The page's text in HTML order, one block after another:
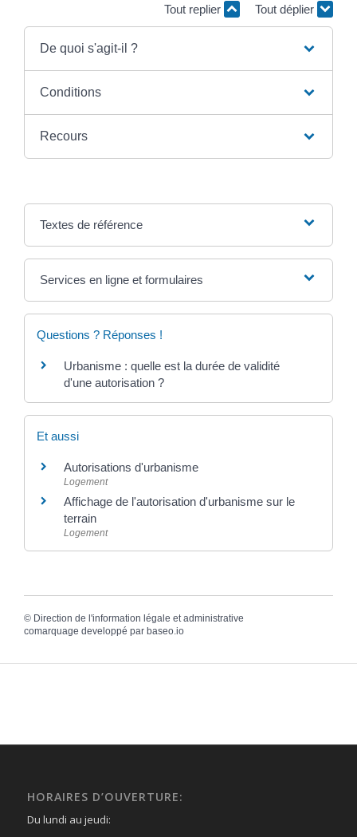
Tout replier Tout déplier
De quoi s'agit-il ?
Conditions
Recours
Textes de référence
Services en ligne et formulaires
Questions ? Réponses !
Urbanisme : quelle est la durée de validité
d'une autorisation ?
Et aussi
Autorisations d'urbanisme
Logement
Affichage de l'autorisation d'urbanisme sur le
terrain
Logement
© Direction de l'information légale et administrative
comarquage developpé par baseo.io
HORAIRES D’OUVERTURE:
Du lundi au jeudi: